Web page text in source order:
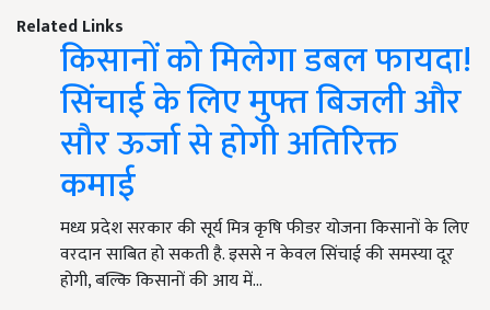
Related Links
किसानों को मिलेगा डबल फायदा!
सिंचाई के लिए मुफ्त बिजली और
सौर ऊर्जा से होगी अतिरिक्त
कमाई
मध्य प्रदेश सरकार की सूर्य मित्र कृषि फीडर योजना किसानों के लिए
वरदान साबित हो सकती है. इससे न केवल सिंचाई की समस्या दूर
होगी, बल्कि किसानों की आय में…